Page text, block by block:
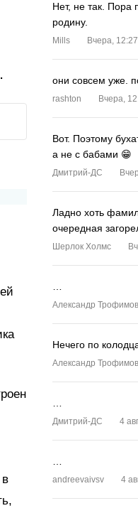
Нет, не так. Пора
родину.
Mills Вчера, 12:27
они совсем уже.
rashton Вчера,
Вот. Поэтому
а не с бабами 😁
Дмитрий-ДС
Ладно хоть
очередная
Шерлок Холмс
Александр Трофимов
Нечего по
Александр Трофимов
Дмитрий-ДС 4
andreevaivsv 4